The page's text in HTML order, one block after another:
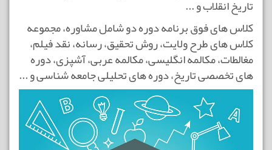
تاریخ انقلابو ...
کلاس های فوق برنامه دوره دو شاملمشاوره،مجموعه
کلاس های طرح ولایت،روش تحقیق،رسانه،نقد فیلم،
مغالطات،مکالمه انگلیسی،مکالمه عربی،آشپزی،دوره
های تخصصی تاریخ،دوره های تحلیلی جامعه شناسی و ...